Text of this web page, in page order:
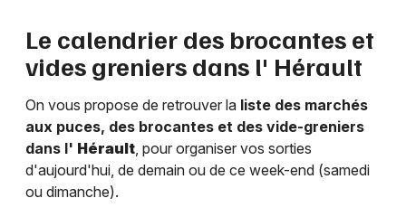
Le calendrier des brocantes et
vides greniers dans l' Hérault
On vous propose de retrouver la liste des marchés
aux puces, des brocantes et des vide-greniers
dans l' Hérault , pour organiser vos sorties
d'aujourd'hui, de demain ou de ce week-end (samedi
ou dimanche).